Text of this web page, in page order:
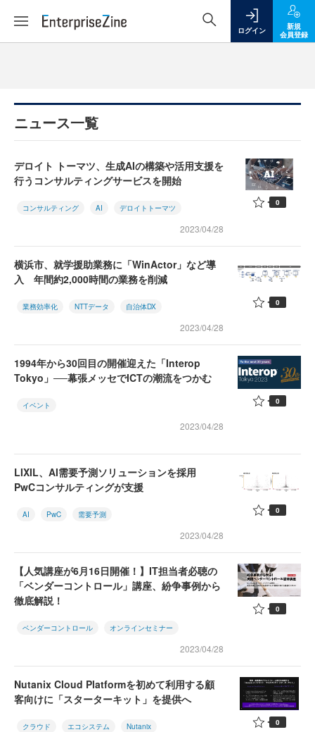
ログイン
新規
会員登録
ニュース一覧
デロイト トーマツ、生成AIの構築や活用支援を
行うコンサルティングサービスを開始
コンサルティング AI デロイトトーマツ
2023/04/28
0
横浜市、就学援助業務に「WinActor」など導
入 年間約2,000時間の業務を削減
業務効率化 NTTデータ 自治体DX
2023/04/28
0
1994年から30回目の開催迎えた「Interop
Tokyo」──幕張メッセでICTの潮流をつかむ
イベント
2023/04/28
0
LIXIL、AI需要予測ソリューションを採用
PwCコンサルティングが支援
AI PwC 需要予測
2023/04/28
0
【人気講座が6月16日開催！】IT担当者必聴の
「ベンダーコントロール」講座、紛争事例から
徹底解説！
ベンダーコントロール オンラインセミナー
2023/04/28
0
Nutanix Cloud Platformを初めて利用する顧
客向けに「スターターキット」を提供へ
クラウド エコシステム Nutanix 0